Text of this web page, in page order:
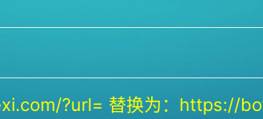
?url= 替换为：https://